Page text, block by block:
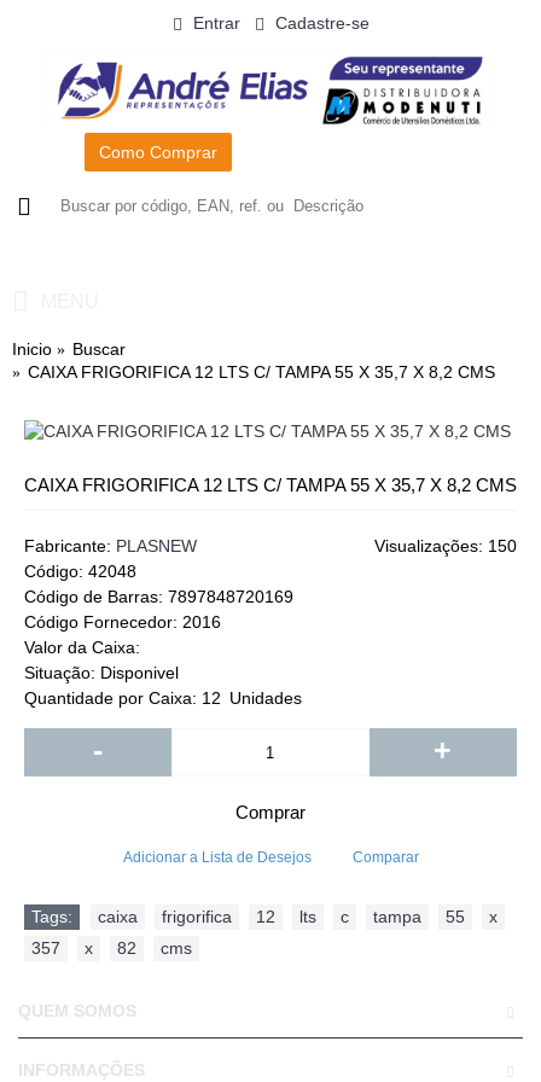
Entrar Cadastre-se
Como Comprar
Inicio
Buscar
CAIXA FRIGORIFICA 12 LTS C/ TAMPA 55 X 35,7 X 8,2 CMS
CAIXA FRIGORIFICA 12 LTS C/ TAMPA 55 X 35,7 X 8,2 CMS
Visualizações: 150
Fabricante: PLASNEW
Código: 42048
Código de Barras: 7897848720169
Código Fornecedor: 2016
Valor da Caixa:
Situação: Disponivel
Quantidade por Caixa: 12 Unidades
- +
Comprar
Adicionar a Lista de Desejos Comparar
Tags: caixa frigorifica 12 lts c tampa 55 x
357
x 82 cms
QUEM SOMOS
INFORMAÇÕES